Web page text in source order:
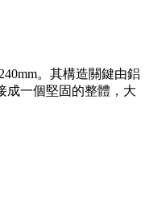
。其構造關鍵由鋁
成一個堅固的整體，大